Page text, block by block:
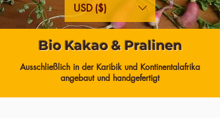
USD ($)
Bio Kakao & Pralinen
Ausschließlich in der Karibik und Kontinentalafrika
angebaut und handgefertigt